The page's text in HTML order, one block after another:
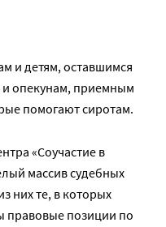
и детям, оставшимся
и опекунам, приемным
помогают сиротам.
«Соучастие в
массив судебных
них те, в которых
правовые позиции по